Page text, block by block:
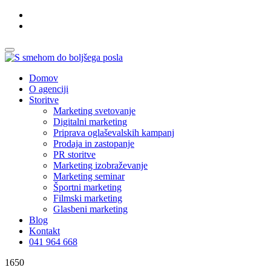
Domov
O agenciji
Storitve
Marketing svetovanje
Digitalni marketing
Priprava oglaševalskih kampanj
Prodaja in zastopanje
PR storitve
Marketing izobraževanje
Marketing seminar
Športni marketing
Filmski marketing
Glasbeni marketing
Blog
Kontakt
041 964 668
1650